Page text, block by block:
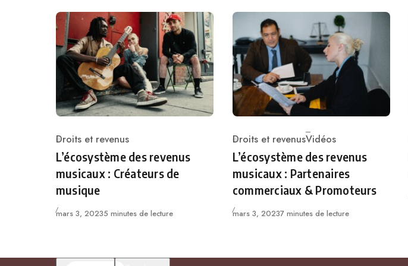
Catégorie
Droits et revenus
L’écosystème des revenus
musicaux : Créateurs de
musique
Published
mars 3, 20235 minutes de lecture
Catégorie
Droits et revenusVidéos
L’écosystème des revenus
musicaux : Partenaires
commerciaux & Promoteurs
Published
mars 3, 20237 minutes de lecture